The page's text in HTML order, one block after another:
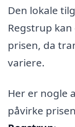
Den lokale
Regstrup
prisen, da
variere.
Her er nogle
påvirke